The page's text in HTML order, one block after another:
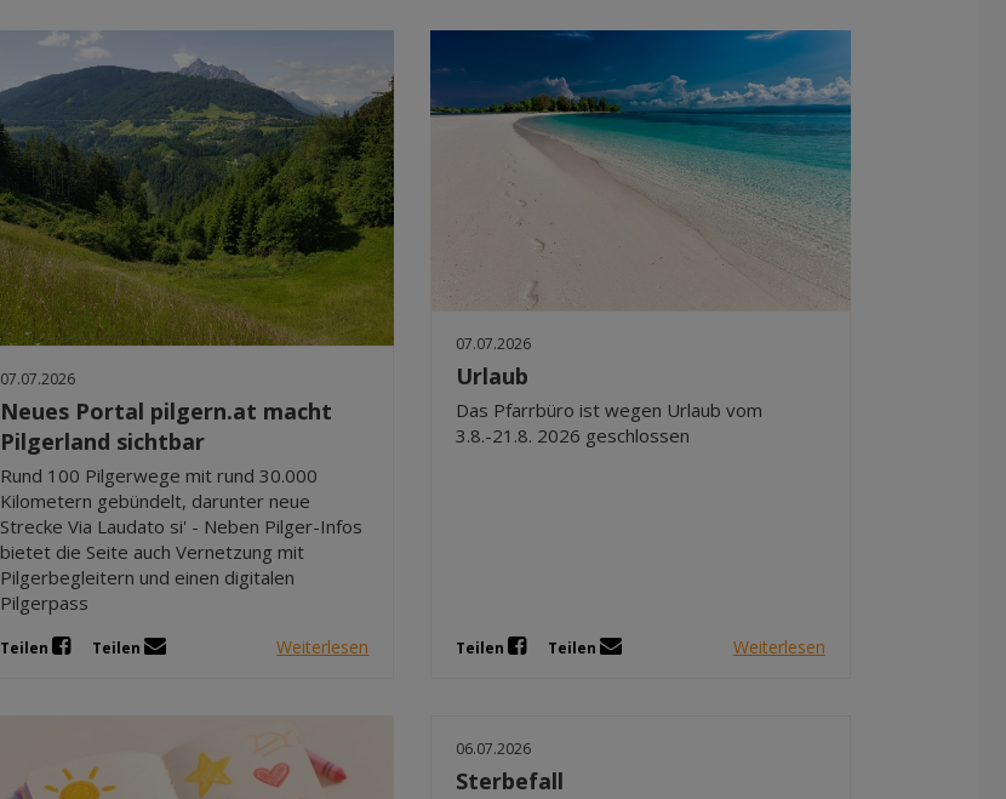
07.07.2026
Neues Portal pilgern.at macht
Pilgerland sichtbar
Rund 100 Pilgerwege mit rund 30.000
Kilometern gebündelt, darunter neue
Strecke Via Laudato si' - Neben Pilger-Infos
bietet die Seite auch Vernetzung mit
Pilgerbegleitern und einen digitalen
Pilgerpass
Teilen Teilen Weiterlesen
07.07.2026
Urlaub
Das Pfarrbüro ist wegen Urlaub vom
3.8.-21.8. 2026 geschlossen
Teilen Teilen Weiterlesen
06.07.2026
Sterbefall